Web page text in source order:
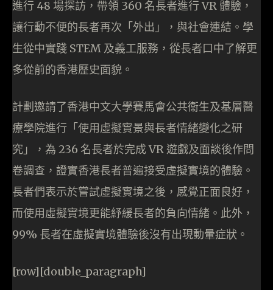
進行 48 場探訪，帶領 360 名長者進行 VR 體驗，
讓行動不便的長者再次「外出」，與社會連結。學
生從中實踐 STEM 及義工服務，從長者口中了解更
多從前的香港歷史面貌。
計劃邀請了香港中文大學賽馬會公共衞生及基層醫
療學院進行「使用虛擬實景與長者情緒變化之研
究」，為 236 名長者於完成 VR 遊戲及面談後作問
卷調查，證實香港長者普遍接受虛擬實境的體驗。
長者們表示於嘗試虛擬實境之後，感覺正面良好，
而使用虛擬實境更能紓緩長者的負向情緒。此外，
99% 長者在虛擬實境體驗後沒有出現動暈症狀。
[row][double_paragraph]